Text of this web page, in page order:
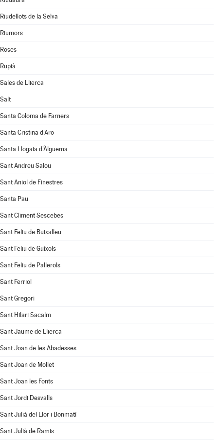
Riudellots de la Selva
Riumors
Roses
Rupià
Sales de Llierca
Salt
Santa Coloma de Farners
Santa Cristina d'Aro
Santa Llogaia d'Àlguema
Sant Andreu Salou
Sant Aniol de Finestres
Santa Pau
Sant Climent Sescebes
Sant Feliu de Buixalleu
Sant Feliu de Guíxols
Sant Feliu de Pallerols
Sant Ferriol
Sant Gregori
Sant Hilari Sacalm
Sant Jaume de Llierca
Sant Joan de les Abadesses
Sant Joan de Mollet
Sant Joan les Fonts
Sant Jordi Desvalls
Sant Julià del Llor i Bonmatí
Sant Julià de Ramis